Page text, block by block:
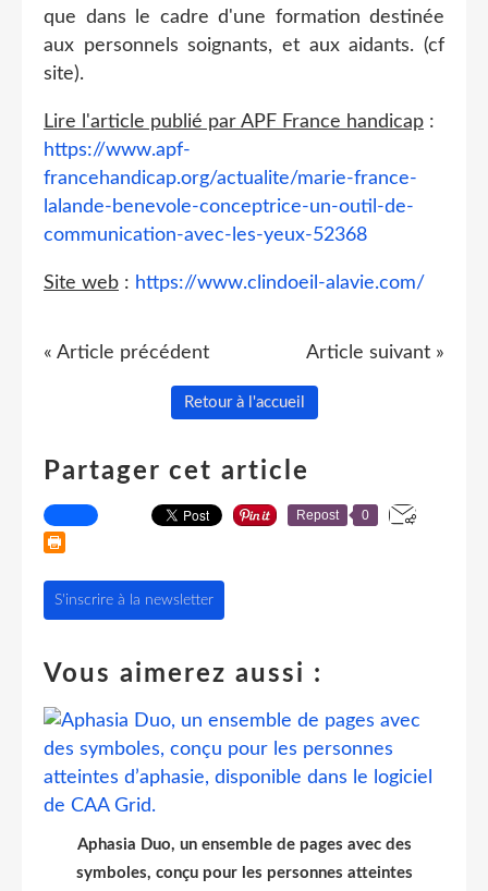
que dans le cadre d'une formation destinée
aux personnels soignants, et aux aidants. (cf
site).
Lire l'article publié par APF France handicap :
https://www.apf-
francehandicap.org/actualite/marie-france-
lalande-benevole-conceptrice-un-outil-de-
communication-avec-les-yeux-52368
Site web : https://www.clindoeil-alavie.com/
« Article précédent Article suivant »
Retour à l'accueil
Partager cet article
Repost 0
S'inscrire à la newsletter
Vous aimerez aussi :
Aphasia Duo, un ensemble de pages avec des
symboles, conçu pour les personnes atteintes